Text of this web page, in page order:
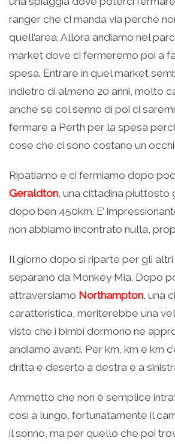
ranger che ci manda via perché
quell’area. Allora andiamo nel
market dove ci fermeremo poi a
spesa. Entrare in quel market
indietro di almeno 20 anni, molto
anche se col senno di poi ci
fermare a Perth per la spesa
cose che ci sono costano un
Ripatiamo e ci fermiamo dopo
Geraldton , una cittadina piuttosto
dopo ben 450km. E’
non abbiamo incontrato nulla,
Il giorno dopo si riparte per gli
separano da Monkey Mia. Dopo
attraversiamo Northampton , una
caratteristica, meriterebbe una
visto che i bimbi dormono ne
andiamo avanti. Per km, km e km
dritta e deserto a destra e a
Ammetto che non è semplice
così a lungo, fortunatamente il
il sonno, ma per quello che poi